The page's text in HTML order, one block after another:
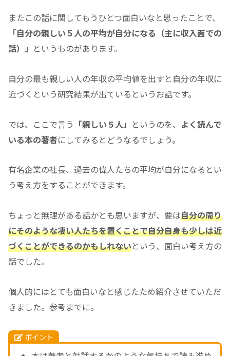
またこの話に関してもうひとつ面白いなと思ったことで、
「自分の親しい５人の平均が自分になる（主に収入面での
話）」 というものがあります。
自分の最も親しい人の年収の平均値を出すと自分の年収に
近づくという研究結果が出ているというお話です。
では、ここで言う 「親しい５人」 というのを、 よく読んで
いる本の著者にしてみるとどうなるでしょう。
有名企業の社長、過去の偉人たちの平均が自分になるとい
う考え方をすることができます。
ちょっと無理がある話かとも思いますが、要は自分の周り
にそのような凄い人たちを置くことで自分自身も少しは近
づくことができるのかもしれないという、面白い考え方の
話でした。
個人的にはとても面白いなと感じたため紹介させていただ
きました。参考までに。
ポイント